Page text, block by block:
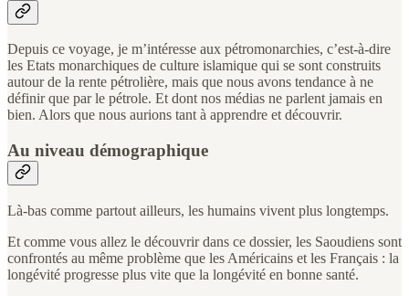
Depuis ce voyage, je m’intéresse aux pétromonarchies, c’est-à-dire
les Etats monarchiques de culture islamique qui se sont construits
autour de la rente pétrolière, mais que nous avons tendance à ne
définir que par le pétrole. Et dont nos médias ne parlent jamais en
bien. Alors que nous aurions tant à apprendre et découvrir.
Au niveau démographique
Là-bas comme partout ailleurs, les humains vivent plus longtemps.
Et comme vous allez le découvrir dans ce dossier, les Saoudiens sont
confrontés au même problème que les Américains et les Français : la
longévité progresse plus vite que la longévité en bonne santé.